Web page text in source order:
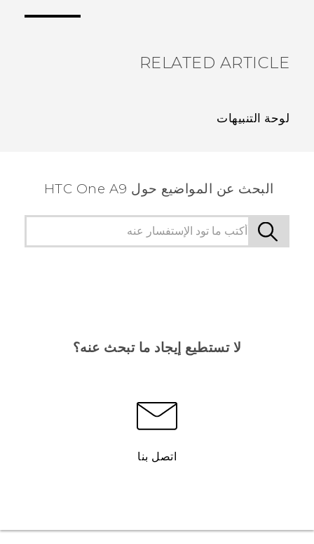
RELATED ARTICLE
لوحة التنبيهات
البحث عن المواضيع حول HTC One A9
لا تستطيع إيجاد ما تبحث عنه؟
اتصل بنا